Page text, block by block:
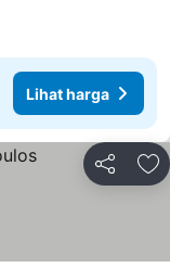
Lihat harga
Bagikan